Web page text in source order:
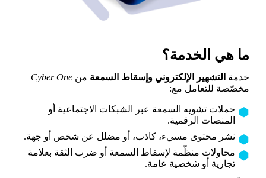
ما هي الخدمة؟
خدمة التشهير الإلكتروني وإسقاط السمعة من Cyber One
مخصّصة للتعامل مع:
حملات تشويه السمعة عبر الشبكات الاجتماعية أو
المنصات الرقمية.
نشر محتوى مسيء، كاذب، أو مضلل عن شخص أو جهة.
محاولات منظّمة لإسقاط السمعة أو ضرب الثقة بعلامة
تجارية أو شخصية عامة.